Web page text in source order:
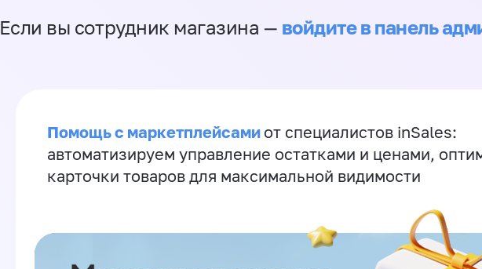
Если вы сотрудник магазина — войдите в панель
Помощь с маркетплейсами от специалистов inSales:
автоматизируем управление остатками и ценами,
карточки товаров для максимальной видимости